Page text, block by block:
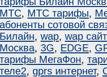
МТС, МТС тарифы,
абоненты сотовой
Билайн, wap, wap
Москва, 3G, EDGE,
тарифы МегаФон,
теле2, gprs интернет,